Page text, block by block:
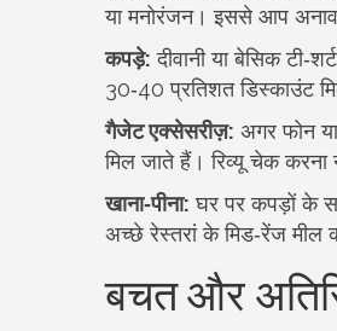
या मनोरंजन। इससे आप
कपड़े: दीवानी या बेसिक
30‑40 प्रतिशत डिस्काउंट
गैजेट एक्सेसरीज़: अगर फोन
मिल जाते हैं। रिव्यू चेक करना
खाना‑पीना: घर पर कपड़ों के
अच्छे रेस्तरां के मिड‑रेंज मील
बचत और